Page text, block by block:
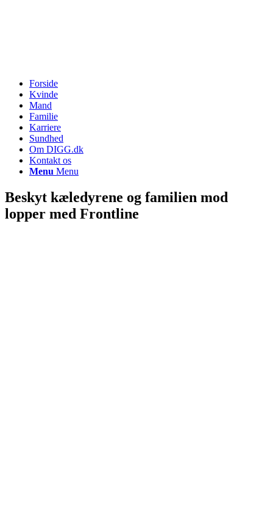
Forside
Kvinde
Mand
Familie
Karriere
Sundhed
Om DIGG.dk
Kontakt os
Menu Menu
Beskyt kæledyrene og familien mod
lopper med Frontline